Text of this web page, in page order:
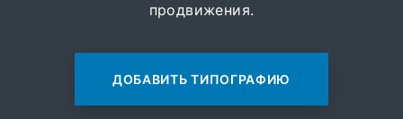
продвижения.
ДОБАВИТЬ ТИПОГРАФИЮ